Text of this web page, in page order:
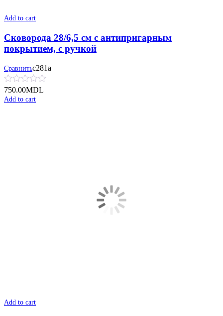
Add to cart
Сковорода 28/6,5 см с антипригарным
покрытием, с ручкой
Сравнитьс281а
750.00MDL
Add to cart
Add to cart